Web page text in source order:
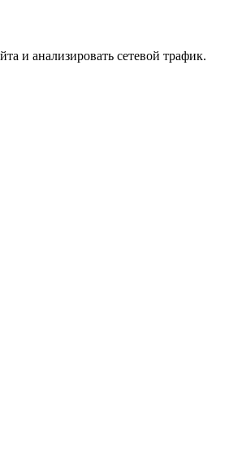
и анализировать сетевой трафик.